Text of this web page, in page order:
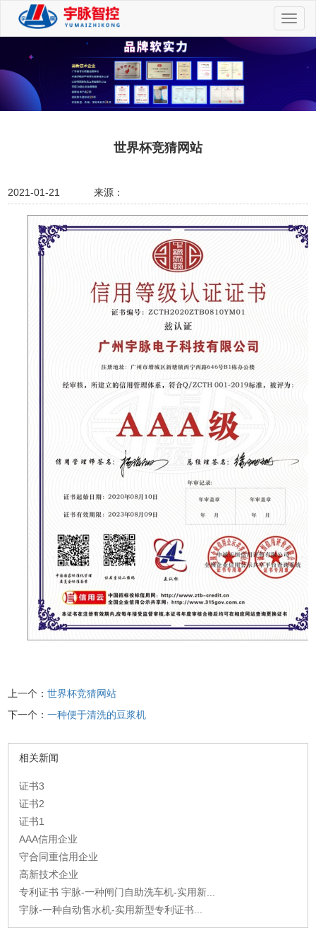
切
换
世界杯竞猜网站
2021-01-21 来源：
上一个：世界杯竞猜网站
下一个：一种便于清洗的豆浆机
相关新闻
证书3
证书2
证书1
AAA信用企业
守合同重信用企业
高新技术企业
专利证书 宇脉-一种闸门自助洗车机-实用新...
宇脉-一种自动售水机-实用新型专利证书...